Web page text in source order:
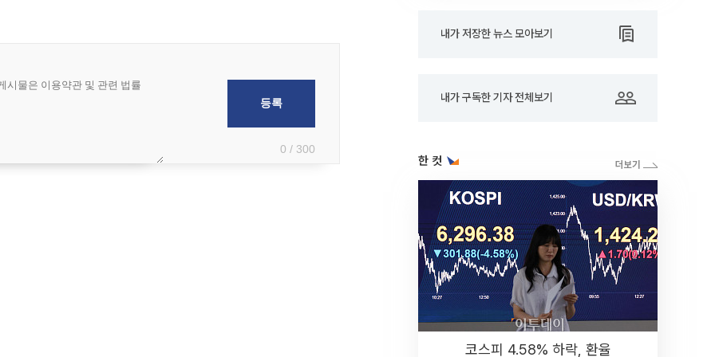
0 / 300
내가 저장한 뉴스 모아보기
내가 구독한 기자 전체보기
한 컷
코스피 4.58% 하락, 환율